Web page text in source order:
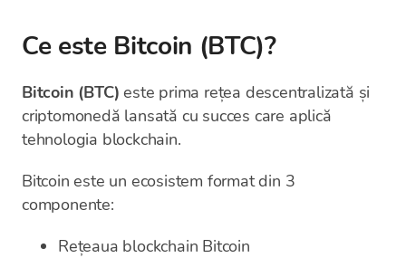
Ce este Bitcoin (BTC)?
Bitcoin (BTC) este prima rețea descentralizată și
criptomonedă lansată cu succes care aplică
tehnologia blockchain.
Bitcoin este un ecosistem format din 3
componente:
Rețeaua blockchain Bitcoin